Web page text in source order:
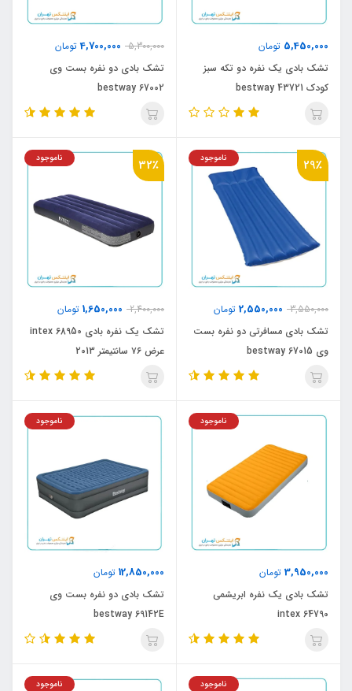
5,450,000 تومان
تشک بادی یک نفره دو تکه سبز
کودک bestway 43721
5,300,000
4,700,000تومان
تشک بادی دو نفره بست وی
bestway 67002
29٪
3,550,000
2,550,000 تومان
ناموجود
تشک بادی مسافرتی دو نفره بست
وی bestway 67015
32٪
2,400,000
1,650,000 تومان
ناموجود
تشک یک نفره بادی 68950 intex
عرض ۷۶ سانتیمتر 2013
3,950,000 تومان
ناموجود
تشک بادی یک نفره ابریشمی
intex 64790
12,850,000 تومان
ناموجود
تشک بادی دو نفره بست وی
bestway 69142E
ناموجود ناموجود